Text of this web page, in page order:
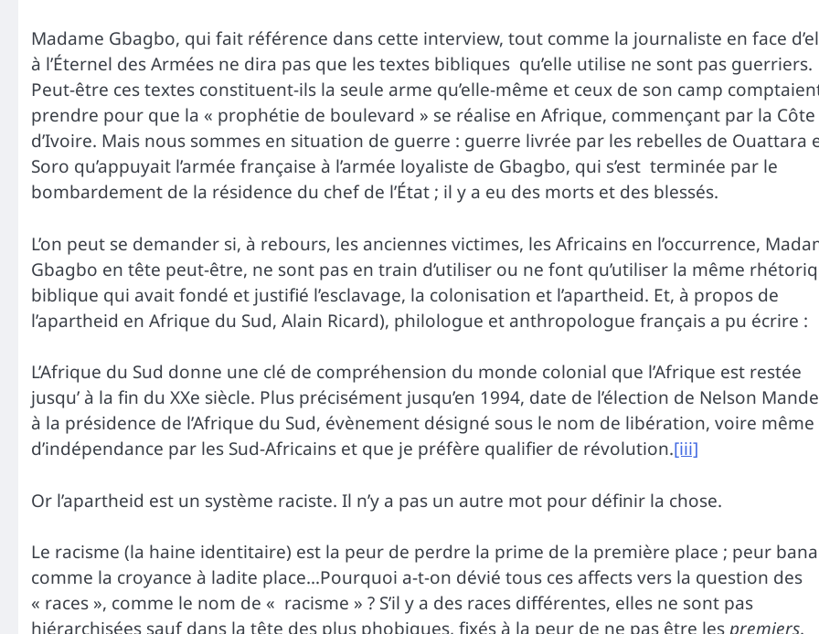
Madame Gbagbo, qui fait référence dans cette interview, tout comme la journaliste en face
à l’Éternel des Armées ne dira pas que les textes bibliques qu’elle utilise ne sont pas guerriers.
Peut-être ces textes constituent-ils la seule arme qu’elle-même et ceux de son camp
prendre pour que la « prophétie de boulevard » se réalise en Afrique, commençant par la Côte
d’Ivoire. Mais nous sommes en situation de guerre : guerre livrée par les rebelles de Ouattara
Soro qu’appuyait l’armée française à l’armée loyaliste de Gbagbo, qui s’est terminée par le
bombardement de la résidence du chef de l’État ; il y a eu des morts et des blessés.
L’on peut se demander si, à rebours, les anciennes victimes, les Africains en l’occurrence,
Gbagbo en tête peut-être, ne sont pas en train d’utiliser ou ne font qu’utiliser la même
biblique qui avait fondé et justifié l’esclavage, la colonisation et l’apartheid. Et, à propos de
l’apartheid en Afrique du Sud, Alain Ricard), philologue et anthropologue français a pu écrire :
L’Afrique du Sud donne une clé de compréhension du monde colonial que l’Afrique est restée
jusqu’ à la fin du XXe siècle. Plus précisément jusqu’en 1994, date de l’élection de Nelson
à la présidence de l’Afrique du Sud, évènement désigné sous le nom de libération, voire même
d’indépendance par les Sud-Africains et que je préfère qualifier de révolution.[iii]
Or l’apartheid est un système raciste. Il n’y a pas un autre mot pour définir la chose.
Le racisme (la haine identitaire) est la peur de perdre la prime de la première place ; peur
comme la croyance à ladite place…Pourquoi a-t-on dévié tous ces affects vers la question des
« races », comme le nom de « racisme » ? S’il y a des races différentes, elles ne sont pas
hiérarchisées sauf dans la tête des plus phobiques, fixés à la peur de ne pas être lespremiers.